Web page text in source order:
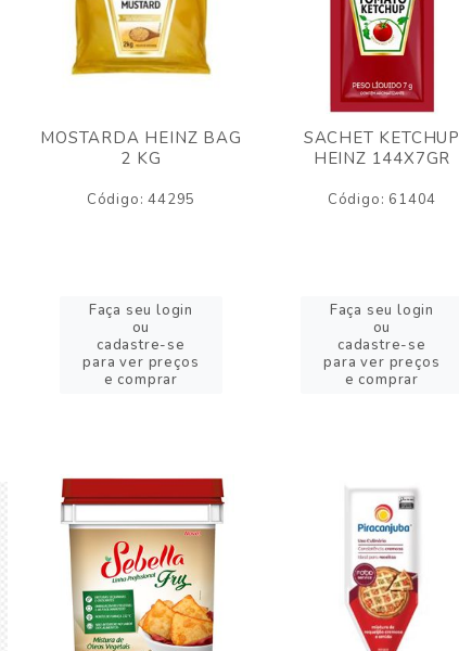
MOSTARDA HEINZ BAG
2 KG
Código: 44295
Faça seu login
ou
cadastre-se
para ver preços
e comprar
SACHET KETCHUP
HEINZ 144X7GR
Código: 61404
Faça seu login
ou
cadastre-se
para ver preços
e comprar